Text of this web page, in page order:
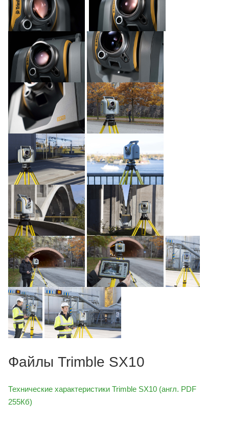
Файлы Trimble SX10
Технические характеристики Trimble SX10 (англ. PDF
255Кб)